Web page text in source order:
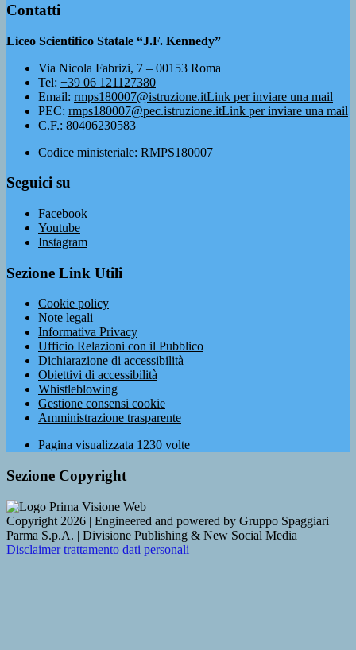
Contatti
Liceo Scientifico Statale “J.F. Kennedy”
Via Nicola Fabrizi, 7 – 00153 Roma
Tel: +39 06 121127380
Email: rmps180007@istruzione.itLink per inviare una mail
PEC: rmps180007@pec.istruzione.itLink per inviare una mail
C.F.: 80406230583
Codice ministeriale: RMPS180007
Seguici su
Facebook
Youtube
Instagram
Sezione Link Utili
Cookie policy
Note legali
Informativa Privacy
Ufficio Relazioni con il Pubblico
Dichiarazione di accessibilità
Obiettivi di accessibilità
Whistleblowing
Gestione consensi cookie
Amministrazione trasparente
Pagina visualizzata 1230 volte
Sezione Copyright
Copyright 2026 | Engineered and powered by Gruppo Spaggiari
Parma S.p.A. | Divisione Publishing & New Social Media
Disclaimer trattamento dati personali